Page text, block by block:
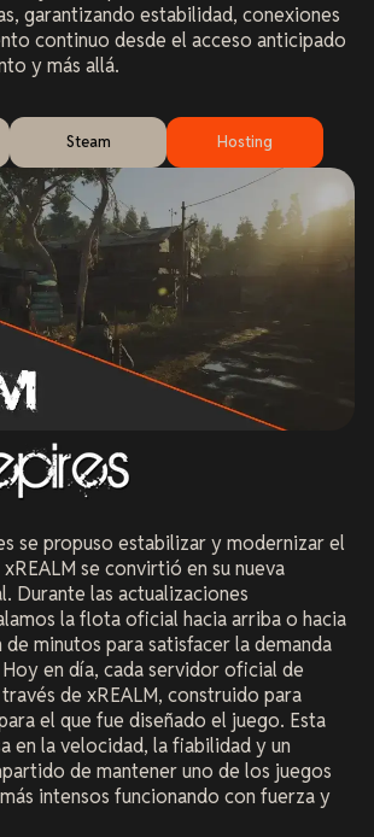
garantizando estabilidad, conexiones
continuo desde el acceso anticipado
y más allá.
Steam Hosting
se propuso estabilizar y modernizar el
se convirtió en su nueva
Durante las actualizaciones
la flota oficial hacia arriba o hacia
minutos para satisfacer la demanda
en día, cada servidor oficial de
de xREALM, construido para
el que fue diseñado el juego. Esta
en la velocidad, la fiabilidad y un
de mantener uno de los juegos
intensos funcionando con fuerza y